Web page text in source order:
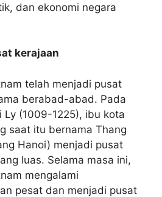
dan ekonomi negara
kerajaan
telah menjadi pusat
berabad-abad. Pada
Ly (1009-1225), ibu kota
saat itu bernama Thang
Hanoi) menjadi pusat
luas. Selama masa ini,
mengalami
pesat dan menjadi pusat